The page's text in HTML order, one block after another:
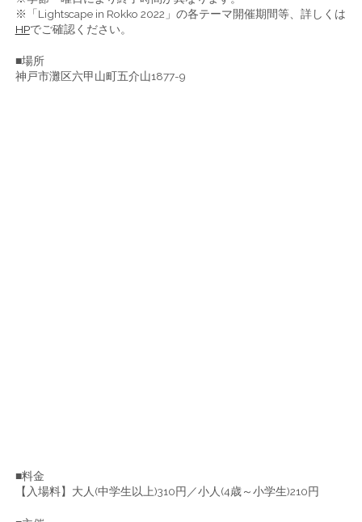
※「Lightscape in Rokko 2022」の各テーマ開催期間等、詳しくは
HPでご確認ください。
■場所
神戸市灘区六甲山町五介山1877-9
■料金
【入場料】大人(中学生以上)310円／小人(4歳～小学生)210円